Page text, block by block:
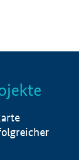
Info